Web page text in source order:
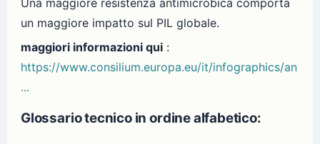
un maggiore impatto sul PIL globale.
maggiori informazioni qui :
https://www.consilium.europa.eu/it/infographics/an
...
Glossario tecnico in ordine alfabetico: